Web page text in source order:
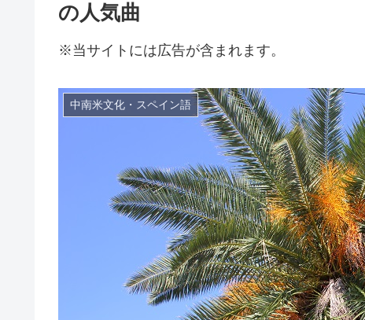
の人気曲
※当サイトには広告が含まれます。
中南米文化・スペイン語